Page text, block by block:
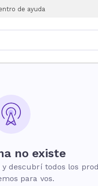
de ayuda
no existe
y descubrí todos los
para vos.